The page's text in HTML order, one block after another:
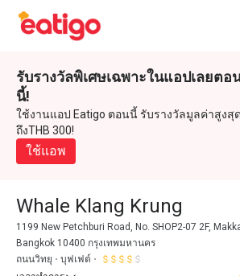
รับรางวัลพิเศษเฉพาะในแอปเลยตอ
นี้!
ใช้งานแอป Eatigo ตอนนี้ รับรางวัลมูลค่าสูงสุด
ถึงTHB 300!
ใช้แอพ
Whale Klang Krung
1199 New Petchburi Road, No. SHOP2-07 2F,
Bangkok 10400 กรุงเทพมหานคร
ถนนวิทยุ
บุฟเฟต์